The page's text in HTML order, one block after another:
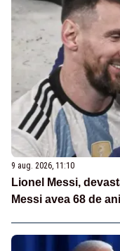
9 aug. 2026, 11:10
Lionel Messi,
Messi avea 68 de ani